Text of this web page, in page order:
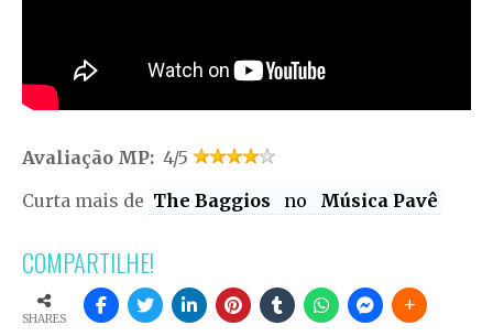
Avaliação MP: 4/5
Curta mais de The Baggios no Música Pavê
COMPARTILHE!
SHARES